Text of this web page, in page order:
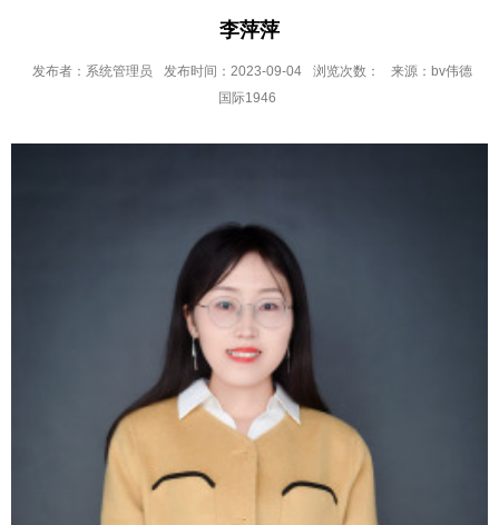
李萍萍
发布者：系统管理员 发布时间：2023-09-04 浏览次数：
来源：bv伟德
国际1946